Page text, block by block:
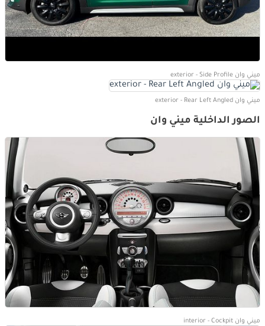
ميني وان exterior - Side Profile
ميني وان exterior - Rear Left Angled
الصور الداخلية ميني وان
ميني وان interior - Cockpit